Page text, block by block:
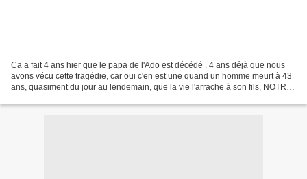
Ca a fait 4 ans hier que le papa de l'Ado est décédé . 4 ans déjà que nous
avons vécu cette tragédie, car oui c'en est une quand un homme meurt à 43
ans, quasiment du jour au lendemain, que la vie l'arrache à son fils, NOTRE